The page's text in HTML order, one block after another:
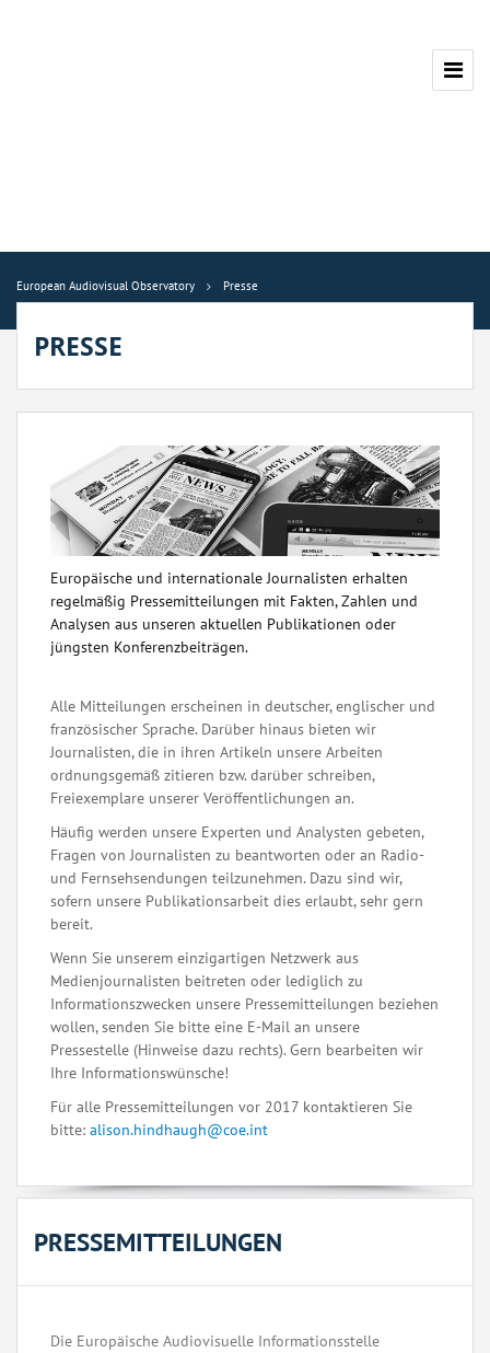
European Audiovisual Observatory Presse
PRESSE
Europäische und internationale Journalisten erhalten
regelmäßig Pressemitteilungen mit Fakten, Zahlen und
Analysen aus unseren aktuellen Publikationen oder
jüngsten Konferenzbeiträgen.
Alle Mitteilungen erscheinen in deutscher, englischer und
französischer Sprache. Darüber hinaus bieten wir
Journalisten, die in ihren Artikeln unsere Arbeiten
ordnungsgemäß zitieren bzw. darüber schreiben,
Freiexemplare unserer Veröffentlichungen an.
Häufig werden unsere Experten und Analysten gebeten,
Fragen von Journalisten zu beantworten oder an Radio-
und Fernsehsendungen teilzunehmen. Dazu sind wir,
sofern unsere Publikationsarbeit dies erlaubt, sehr gern
bereit.
Wenn Sie unserem einzigartigen Netzwerk aus
Medienjournalisten beitreten oder lediglich zu
Informationszwecken unsere Pressemitteilungen beziehen
wollen, senden Sie bitte eine E-Mail an unsere
Pressestelle (Hinweise dazu rechts). Gern bearbeiten wir
Ihre Informationswünsche!
Für alle Pressemitteilungen vor 2017 kontaktieren Sie
bitte: alison.hindhaugh@coe.int
PRESSEMITTEILUNGEN
Die Europäische Audiovisuelle Informationsstelle